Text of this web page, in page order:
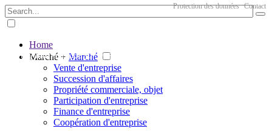
The big marketplace for business
Protection des données Contact
Home
Marché + Marché
Vente d'entreprise
Succession d'affaires
Propriété commerciale, objet
Participation d'entreprise
Finance d'entreprise
Coopération d'entreprise